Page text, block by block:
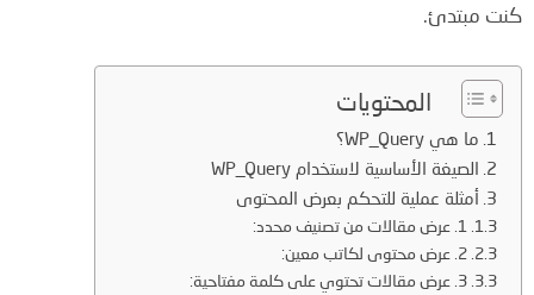
كنت مبتدئ.
المحتويات
ما هي WP_Query؟
الصيغة الأساسية لاستخدام WP_Query
أمثلة عملية للتحكم بعرض المحتوى
1. عرض مقالات من تصنيف محدد:
2. عرض محتوى لكاتب معين:
3. عرض مقالات تحتوي على كلمة مفتاحية: